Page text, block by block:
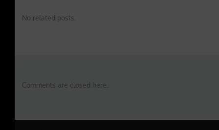
No related posts.
Comments are closed here.